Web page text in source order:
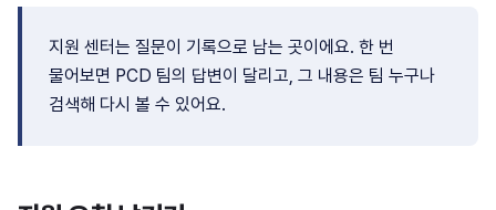
지원 센터는 질문이 기록으로 남는 곳이에요. 한 번
물어보면 PCD 팀의 답변이 달리고, 그 내용은 팀 누구나
검색해 다시 볼 수 있어요.